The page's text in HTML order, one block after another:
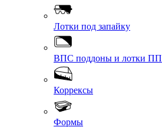
Лотки под запайку
ВПС поддоны и лотки ПП
Коррексы
Формы